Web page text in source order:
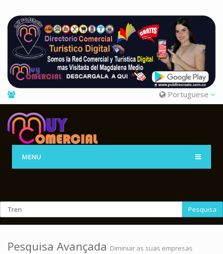
Portuguese
MENU
Pesquisa
Pesquisa Avançada Diminuir as suas empresas